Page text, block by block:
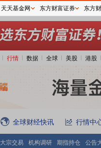
行情 数据 全球 美股 港股
全球财经快讯 行情中
大宗交易 机构调研 期指持仓
公告
天天基金网 东方财富证券 东方